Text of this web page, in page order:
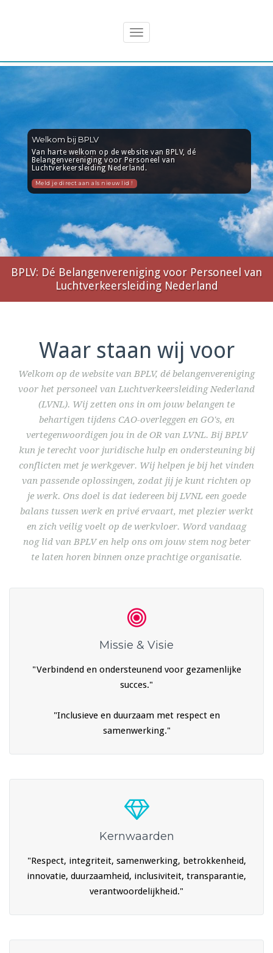
Belangenvereniging
Toggle
Welkom bij BPLV
Van harte welkom op de website van BPLV, dé
Belangenvereniging voor Personeel van
Luchtverkeersleiding Nederland.
Meld je direct aan als nieuw lid !
BPLV: Dé Belangenvereniging voor Personeel van
Luchtverkeersleiding Nederland
Waar staan wij voor
Welkom op de website van BPLV, dé belangenvereniging
voor het personeel van Luchtverkeersleiding Nederland
(LVNL). Wij zetten ons in om jouw belangen te
behartigen tijdens CAO-overleggen en GO's, en
vertegenwoordigen jou in de OR van LVNL. Bij BPLV
kun je terecht voor juridische hulp en ondersteuning bij
conflicten met je werkgever. Wij helpen je bij het vinden
van passende oplossingen, zodat jij je kunt richten op
je werk. Ons doel is dat iedereen bij LVNL een goede
balans tussen werk en privé ervaart, met plezier werkt
en zich veilig voelt op de werkvloer. Word vandaag
nog lid van BPLV en help ons om jouw stem nog beter
te laten horen binnen onze prachtige organisatie.
Missie & Visie
"Verbindend en ondersteunend voor gezamenlijke
succes."
"Inclusieve en duurzaam met respect en
samenwerking."
Kernwaarden
"Respect, integriteit, samenwerking, betrokkenheid,
innovatie, duurzaamheid, inclusiviteit, transparantie,
verantwoordelijkheid."